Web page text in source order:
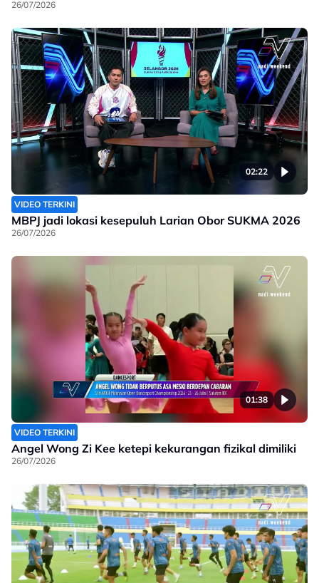
26/07/2026
02:22
VIDEO TERKINI
MBPJ jadi lokasi kesepuluh Larian Obor SUKMA 2026
26/07/2026
01:38
VIDEO TERKINI
Angel Wong Zi Kee ketepi kekurangan fizikal dimiliki
26/07/2026